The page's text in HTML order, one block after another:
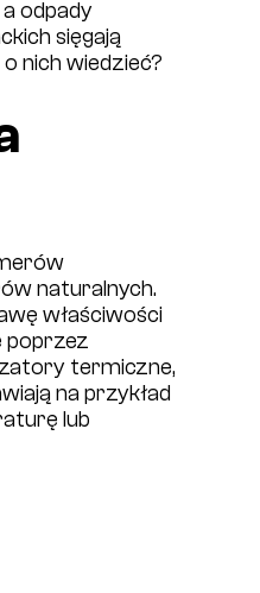
odpady
sięgają
nich wiedzieć?
naturalnych.
właściwości
poprzez
termiczne,
na przykład
lub